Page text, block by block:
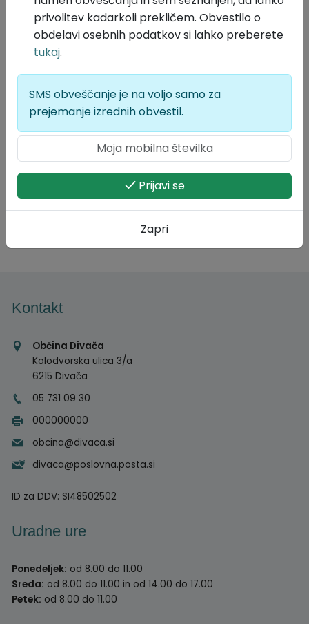
Kontakt
Občina Divača
Kolodvorska ulica 3/a
6215 Divača
05 731 09 30
000000000
obcina@divaca.si
divaca@poslovna.posta.si
ID za DDV: SI48502502
Uradne ure
Ponedeljek: od 8.00 do 11.00
Sreda: od 8.00 do 11.00 in od 14.00 do 17.00
Petek: od 8.00 do 11.00
privolitev kadarkoli prekličem. Obvestilo o
obdelavi osebnih podatkov si lahko preberete
tukaj.
SMS obveščanje je na voljo samo za
prejemanje izrednih obvestil.
Prijavi se
Zapri